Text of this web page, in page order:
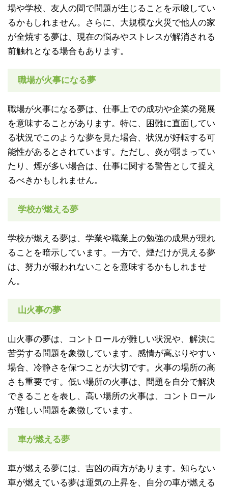
場や学校、友人の間で問題が生じることを示唆してい
るかもしれません。さらに、大規模な火災で他人の家
が全焼する夢は、現在の悩みやストレスが解消される
前触れとなる場合もあります。
職場が火事になる夢
職場が火事になる夢は、仕事上での成功や企業の発展
を意味することがあります。特に、困難に直面してい
る状況でこのような夢を見た場合、状況が好転する可
能性があるとされています。ただし、炎が弱まってい
たり、煙が多い場合は、仕事に関する警告として捉え
るべきかもしれません。
学校が燃える夢
学校が燃える夢は、学業や職業上の勉強の成果が現れ
ることを暗示しています。一方で、煙だけが見える夢
は、努力が報われないことを意味するかもしれませ
ん。
山火事の夢
山火事の夢は、コントロールが難しい状況や、解決に
苦労する問題を象徴しています。感情が高ぶりやすい
場合、冷静さを保つことが大切です。火事の場所の高
さも重要です。低い場所の火事は、問題を自分で解決
できることを表し、高い場所の火事は、コントロール
が難しい問題を象徴しています。
車が燃える夢
車が燃える夢には、吉凶の両方があります。知らない
車が燃えている夢は運気の上昇を、自分の車が燃える